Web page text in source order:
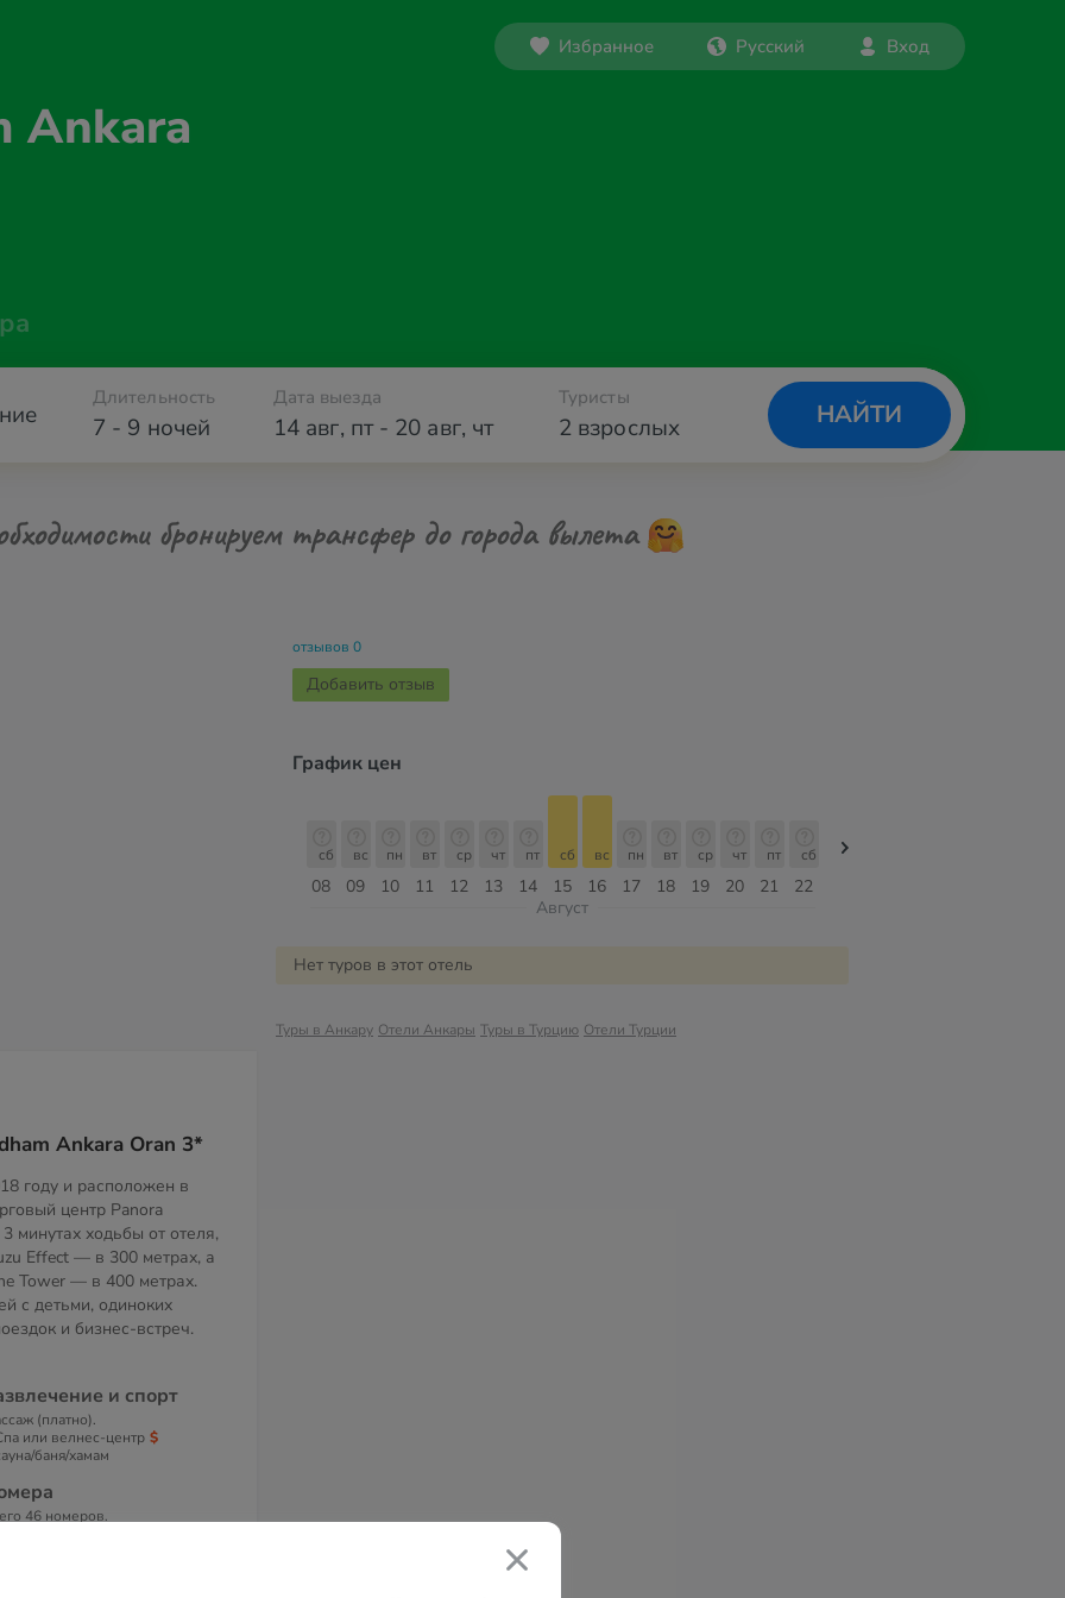
Избранное Русский Вход
Ankara
7 - 9 ночей
Длительность Дата выезда
14 авг, пт- 20 авг, чт 2 взрослых
Туристы
НАЙТИ
бронируем трансфер до города вылета
Ankara Oran 3*
году и расположен в
центр Panora
минутах ходьбы от отеля,
Effect — в 300 метрах, а
Tower — в 400 метрах.
с детьми, одиноких
и бизнес-встреч.
и спорт
(платно).
или велнес-центр
баня/хамам
46 номеров.
отзывов 0
Добавить отзыв
График цен
08
сб
09
вс
10
пн
11
вт
12
ср
13
чт
14
пт
15
сб
16
вс
17
пн
18
вт
19
ср
20
чт
21
пт
22
сб
Август
Нет туров в этот отель
Туры в Анкару Отели Анкары Туры в Турцию Отели Турции